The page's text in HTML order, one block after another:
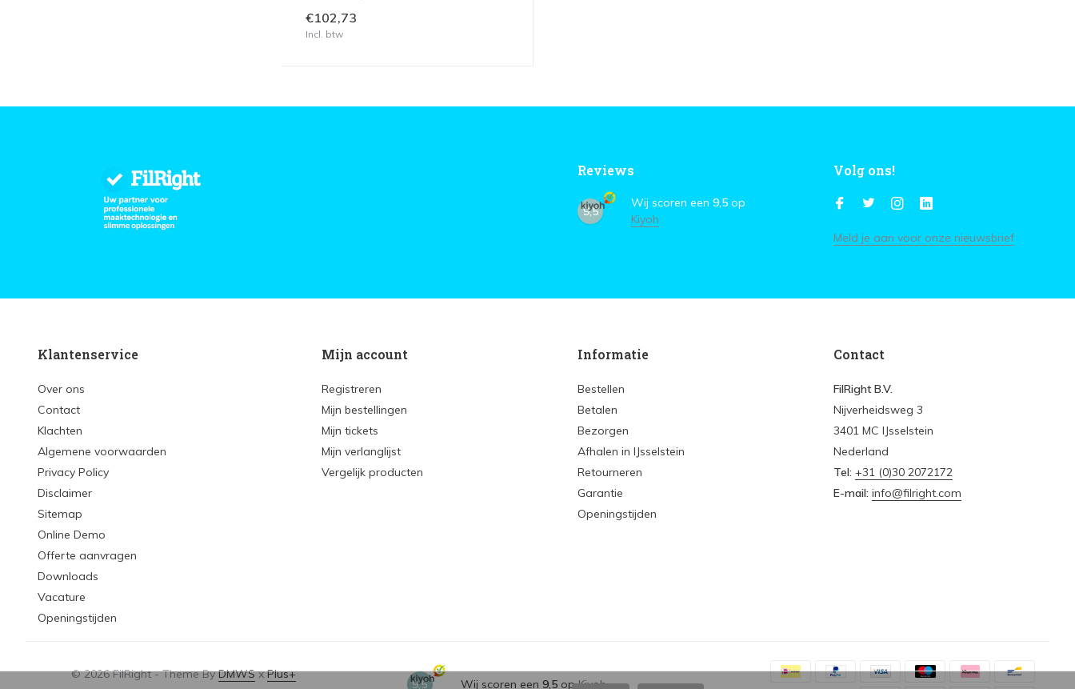
€102,73
Incl. btw
Reviews
9,5
Wij scoren een 9,5 op
Kiyoh
Volg ons!
Meld je aan voor onze nieuwsbrief
Klantenservice
Over ons
Contact
Klachten
Algemene voorwaarden
Privacy Policy
Disclaimer
Sitemap
Online Demo
Offerte aanvragen
Downloads
Vacature
Openingstijden
Mijn account
Registreren
Mijn bestellingen
Mijn tickets
Mijn verlanglijst
Vergelijk producten
Informatie
Bestellen
Betalen
Bezorgen
Afhalen in IJsselstein
Retourneren
Garantie
Openingstijden
Contact
FilRight B.V.
Nijverheidsweg 3
3401 MC IJsselstein
Nederland
Tel: +31 (0)30 2072172
E-mail: info@filright.com
© 2026 FilRight - Theme ByDMWSxPlus+
9,5 Wij scoren een 9,5opKiyoh